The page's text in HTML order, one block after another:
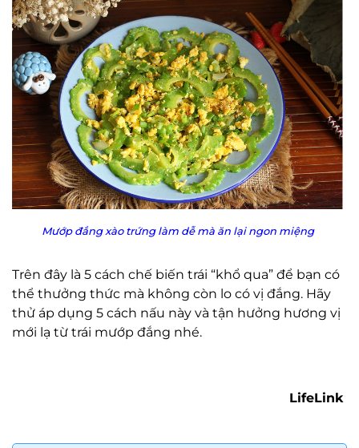
Mướp đắng xào trứng làm dễ mà ăn lại ngon miệng
Trên đây là 5 cách chế biến trái “khổ qua” để bạn có
thể thưởng thức mà không còn lo có vị đắng. Hãy
thử áp dụng 5 cách nấu này và tận hưởng hương vị
mới lạ từ trái mướp đắng nhé.
LifeLink